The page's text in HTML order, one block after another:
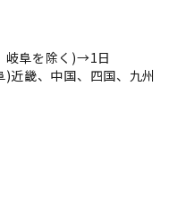
岐阜を除く)→1日
近畿、中国、四国、九州